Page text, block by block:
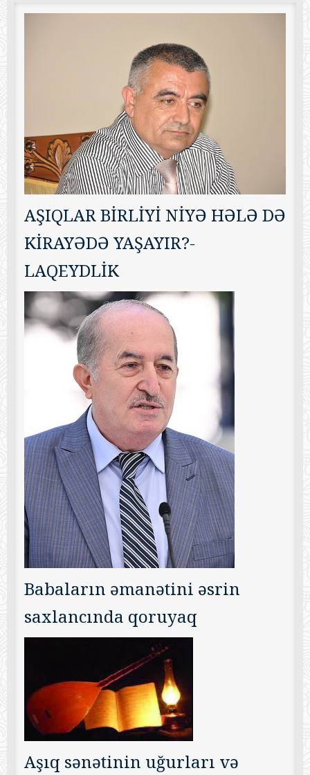
AŞIQLAR BİRLİYİ NİYƏ HƏLƏ DƏ
KİRAYƏDƏ YAŞAYIR?-
LAQEYDLİK
Babaların əmanətini əsrin
saxlancında qoruyaq
Aşıq sənətinin uğurları və